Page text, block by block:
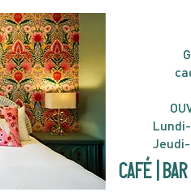
café |